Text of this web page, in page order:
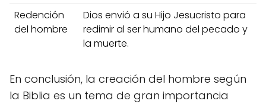
Redención
del hombre
Dios envió a su Hijo Jesucristo para
redimir al ser humano del pecado y
la muerte.
En conclusión, la creación del hombre según
la Biblia es un tema de gran importancia